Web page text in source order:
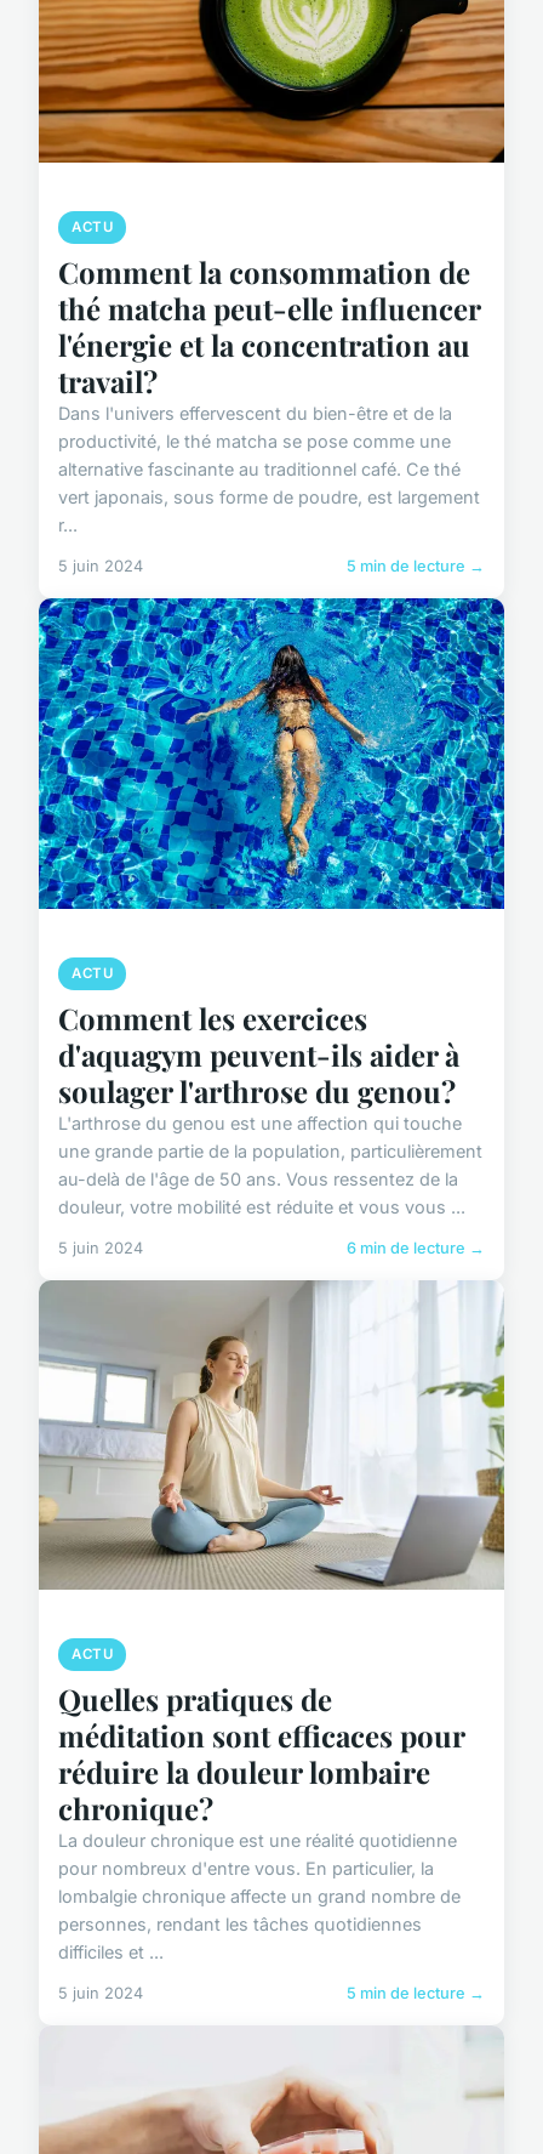
ACTU
Comment la consommation de
thé matcha peut-elle influencer
l'énergie et la concentration au
travail?
Dans l'univers effervescent du bien-être et de la
productivité, le thé matcha se pose comme une
alternative fascinante au traditionnel café. Ce thé
vert japonais, sous forme de poudre, est largement
r...
5 juin 2024 5 min de lecture →
ACTU
Comment les exercices
d'aquagym peuvent-ils aider à
soulager l'arthrose du genou?
L'arthrose du genou est une affection qui touche
une grande partie de la population, particulièrement
au-delà de l'âge de 50 ans. Vous ressentez de la
douleur, votre mobilité est réduite et vous vous ...
5 juin 2024 6 min de lecture →
ACTU
Quelles pratiques de
méditation sont efficaces pour
réduire la douleur lombaire
chronique?
La douleur chronique est une réalité quotidienne
pour nombreux d'entre vous. En particulier, la
lombalgie chronique affecte un grand nombre de
personnes, rendant les tâches quotidiennes
difficiles et ...
5 juin 2024 5 min de lecture →